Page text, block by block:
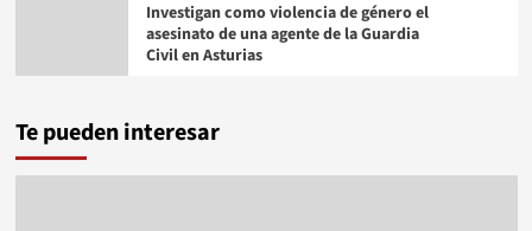
Investigan como violencia de género el
asesinato de una agente de la Guardia
Civil en Asturias
Te pueden interesar